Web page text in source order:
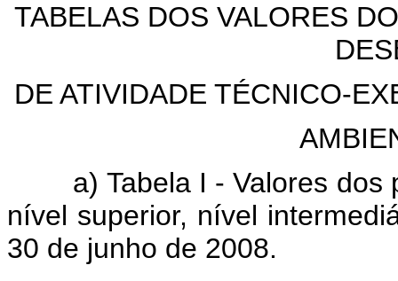
TABELAS DOS VALORES
DE ATIVIDADE TÉCNICO-
a) Tabela I - Valores dos
nível superior, nível
30 de junho de 2008.